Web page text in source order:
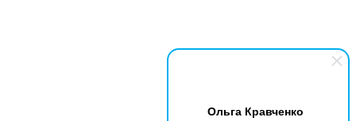
Ольга Кравченко